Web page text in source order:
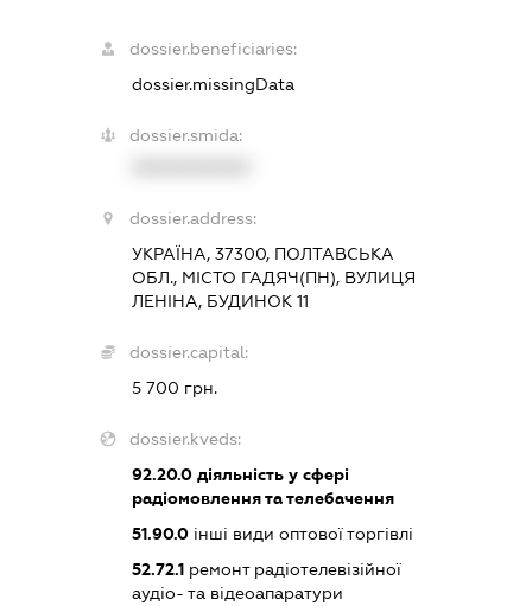
dossier.beneficiaries:
dossier.missingData
dossier.smida:
dossier.address:
УКРАЇНА, 37300, ПОЛТАВСЬКА
ОБЛ., МІСТО ГАДЯЧ(ПН), ВУЛИЦЯ
ЛЕНІНА, БУДИНОК 11
dossier.capital:
5 700 грн.
dossier.kveds:
92.20.0 діяльність у сфері
радіомовлення та телебачення
51.90.0 інші види оптової торгівлі
52.72.1 ремонт радіотелевізійної
аудіо- та відеоапаратури